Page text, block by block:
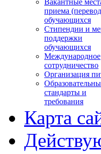
Вакантные
приема
обучающихся
Стипендии и
поддержки
обучающихся
Международное
сотрудничество
Организация
стандарты и
требования
Карта